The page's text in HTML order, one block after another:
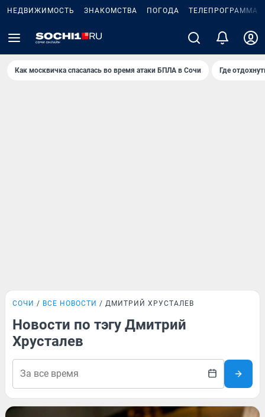
НЕДВИЖИМОСТЬ ЗНАКОМСТВА ПОГОДА ТЕЛЕПРОГРАММА
Как москвичка спасалась во время атаки БПЛА в Сочи Где
СОЧИ ВСЕ НОВОСТИ ДМИТРИЙ ХРУСТАЛЕВ
Новости по тэгу Дмитрий
Хрусталев